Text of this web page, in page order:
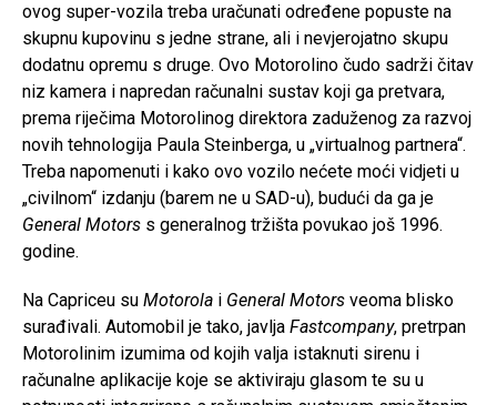
ovog super-vozila treba uračunati određene popuste na
skupnu kupovinu s jedne strane, ali i nevjerojatno skupu
dodatnu opremu s druge. Ovo Motorolino čudo sadrži čitav
niz kamera i napredan računalni sustav koji ga pretvara,
prema riječima Motorolinog direktora zaduženog za razvoj
novih tehnologija Paula Steinberga, u „virtualnog partnera“.
Treba napomenuti i kako ovo vozilo nećete moći vidjeti u
„civilnom“ izdanju (barem ne u SAD-u), budući da ga je
General Motors s generalnog tržišta povukao još 1996.
godine.
Na Capriceu su Motorola i General Motors veoma blisko
surađivali. Automobil je tako, javlja Fastcompany, pretrpan
Motorolinim izumima od kojih valja istaknuti sirenu i
računalne aplikacije koje se aktiviraju glasom te su u